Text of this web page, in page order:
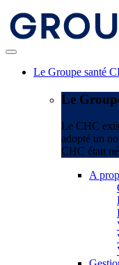
Le Groupe santé
Le
Le CHC
adopté un
CHC était
A